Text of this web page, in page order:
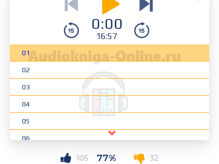
0:00
16:57
01
02
03
04
05
06
105 77% 32